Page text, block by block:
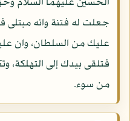
جعلت له فتنة وانه مبتلى
عليك من السلطان، وان
فتلقى بيدك إلى التهلكة،
من سوء.